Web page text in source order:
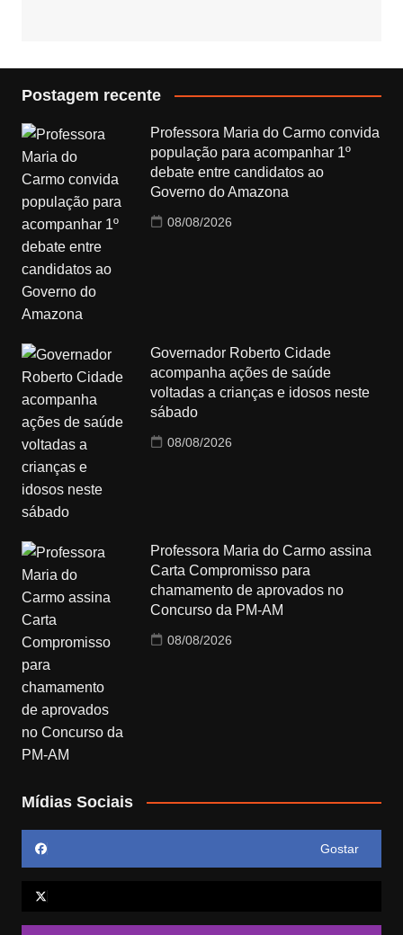
Postagem recente
Professora Maria do Carmo convida
população para acompanhar 1º
debate entre candidatos ao
Governo do Amazona
08/08/2026
Governador Roberto Cidade
acompanha ações de saúde
voltadas a crianças e idosos neste
sábado
08/08/2026
Professora Maria do Carmo assina
Carta Compromisso para
chamamento de aprovados no
Concurso da PM-AM
08/08/2026
Mídias Sociais
Gostar